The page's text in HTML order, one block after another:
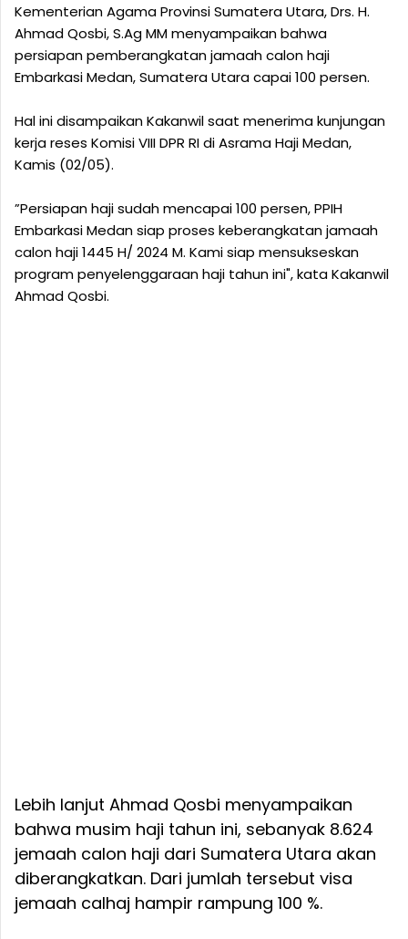
Kementerian Agama Provinsi Sumatera Utara, Drs. H.
Ahmad Qosbi, S.Ag MM menyampaikan bahwa
persiapan pemberangkatan jamaah calon haji
Embarkasi Medan, Sumatera Utara capai 100 persen.
Hal ini disampaikan Kakanwil saat menerima kunjungan
kerja reses Komisi VIII DPR RI di Asrama Haji Medan,
Kamis (02/05).
”Persiapan haji sudah mencapai 100 persen, PPIH
Embarkasi Medan siap proses keberangkatan jamaah
calon haji 1445 H/ 2024 M. Kami siap mensukseskan
program penyelenggaraan haji tahun ini", kata Kakanwil
Ahmad Qosbi.
Lebih lanjut Ahmad Qosbi menyampaikan
bahwa musim haji tahun ini, sebanyak 8.624
jemaah calon haji dari Sumatera Utara akan
diberangkatkan. Dari jumlah tersebut visa
jemaah calhaj hampir rampung 100 %.